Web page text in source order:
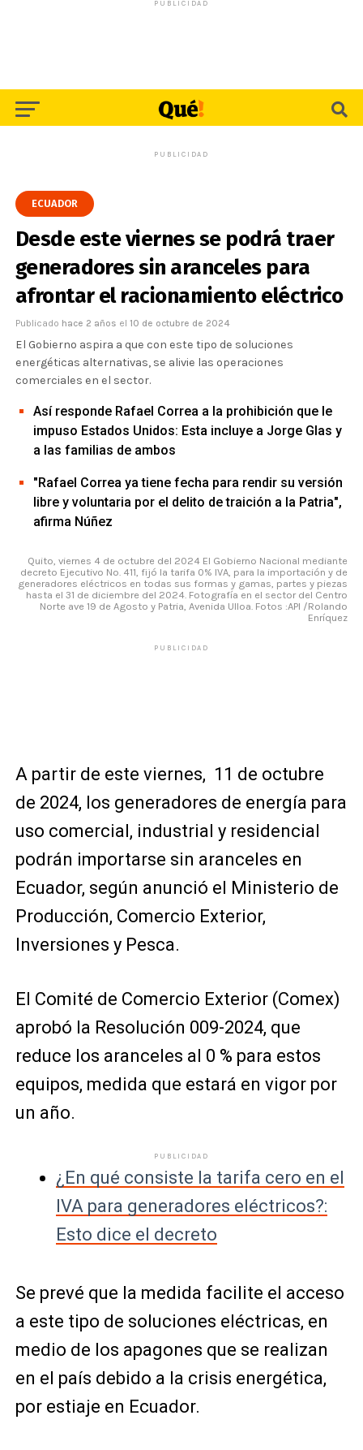
PUBLICIDAD
PUBLICIDAD
ECUADOR
Desde este viernes se podrá traer
generadores sin aranceles para
afrontar el racionamiento eléctrico
Publicado hace 2 años el 10 de octubre de 2024
El Gobierno aspira a que con este tipo de soluciones
energéticas alternativas, se alivie las operaciones
comerciales en el sector.
Así responde Rafael Correa a la prohibición que le
impuso Estados Unidos: Esta incluye a Jorge Glas y
a las familias de ambos
"Rafael Correa ya tiene fecha para rendir su versión
libre y voluntaria por el delito de traición a la Patria",
afirma Núñez
Quito, viernes 4 de octubre del 2024 El Gobierno Nacional mediante
decreto Ejecutivo No. 411, fijó la tarifa 0% IVA, para la importación y de
generadores eléctricos en todas sus formas y gamas, partes y piezas
hasta el 31 de diciembre del 2024. Fotografía en el sector del Centro
Norte ave 19 de Agosto y Patria, Avenida Ulloa. Fotos :API /Rolando
Enríquez
PUBLICIDAD
A partir de este viernes, 11 de octubre
de 2024, los generadores de energía para
uso comercial, industrial y residencial
podrán importarse sin aranceles en
Ecuador, según anunció el Ministerio de
Producción, Comercio Exterior,
Inversiones y Pesca.
El Comité de Comercio Exterior (Comex)
aprobó la Resolución 009-2024, que
reduce los aranceles al 0 % para estos
equipos, medida que estará en vigor por
un año.
PUBLICIDAD
¿En qué consiste la tarifa cero en el
IVA para generadores eléctricos?:
Esto dice el decreto
Se prevé que la medida facilite el acceso
a este tipo de soluciones eléctricas, en
medio de los apagones que se realizan
en el país debido a la crisis energética,
por estiaje en Ecuador.